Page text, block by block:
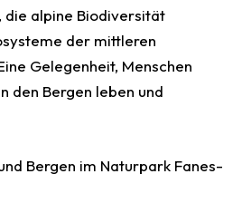
die alpine Biodiversität
der mittleren
Gelegenheit, Menschen
den Bergen leben und
Bergen im Naturpark Fanes-